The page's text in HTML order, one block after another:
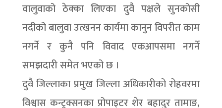
वालुवाको ठेक्का लिएका दुवै पक्षले सुनकोसी
नदीको बालुवा उत्खनन कार्यमा कानुन विपरीत काम
नगर्ने र कुनै पनि विवाद एकआपसमा नगर्ने
समझदारी समेत भएको छ ।
दुवै जिल्लाका प्रमुख जिल्ला अधिकारीको रोहवरमा
विश्वास कन्ट्रक्सनका प्रोपाइटर शेर बहादुर तामाङ,